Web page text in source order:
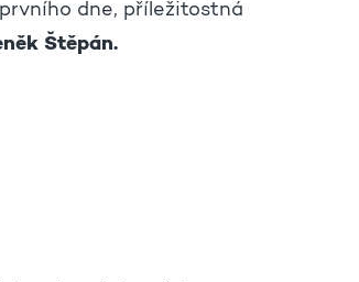
dne, příležitostná
Štěpán.